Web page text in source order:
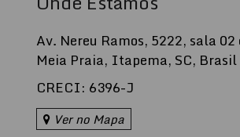
Av. Nereu Ramos, 5222, sala 02
Meia Praia, Itapema, SC, Brasil
CRECI: 6396-J
Ver no Mapa